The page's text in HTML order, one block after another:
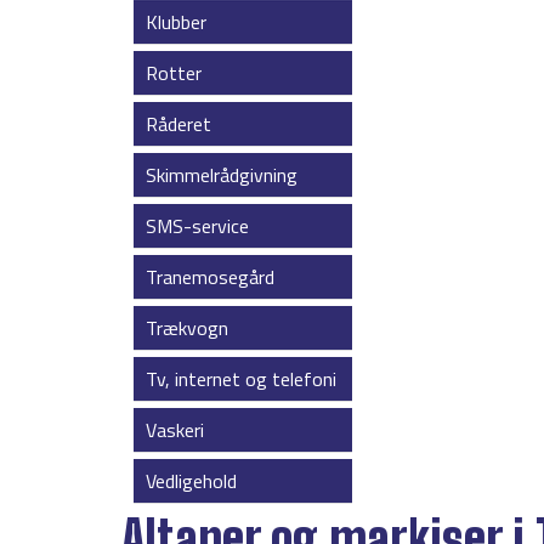
Klubber
Rotter
Råderet
Skimmelrådgivning
SMS-service
Tranemosegård
Trækvogn
Tv, internet og telefoni
Vaskeri
Vedligehold